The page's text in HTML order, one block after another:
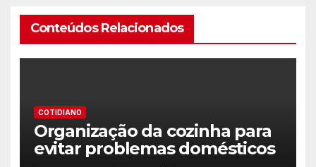
Conteúdos Relacionados
COTIDIANO
Organização da cozinha para
evitar problemas domésticos